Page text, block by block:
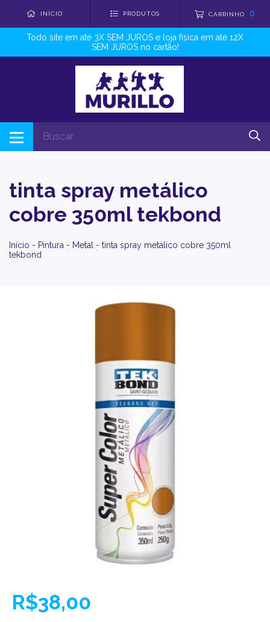
INÍCIO PRODUTOS CARRINHO 0
Todo site em até 3X SEM JUROS e loja física em até 12X
SEM JUROS no cartão!
tinta spray metálico
cobre 350ml tekbond
Início - Pintura - Metal - tinta spray metálico cobre 350ml
tekbond
R$38,00